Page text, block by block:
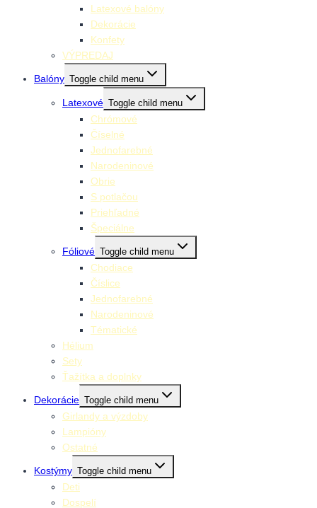
Latexové balóny
Dekorácie
Konfety
VÝPREDAJ
Balóny Toggle child menu
Latexové Toggle child menu
Chrómové
Číselné
Jednofarebné
Narodeninové
Obrie
S potlačou
Priehľadné
Špeciálne
Fóliové Toggle child menu
Chodiace
Číslice
Jednofarebné
Narodeninové
Tématické
Hélium
Sety
Ťažítka a doplnky
Dekorácie Toggle child menu
Girlandy a výzdoby
Lampióny
Ostatné
Kostýmy Toggle child menu
Deti
Dospelí